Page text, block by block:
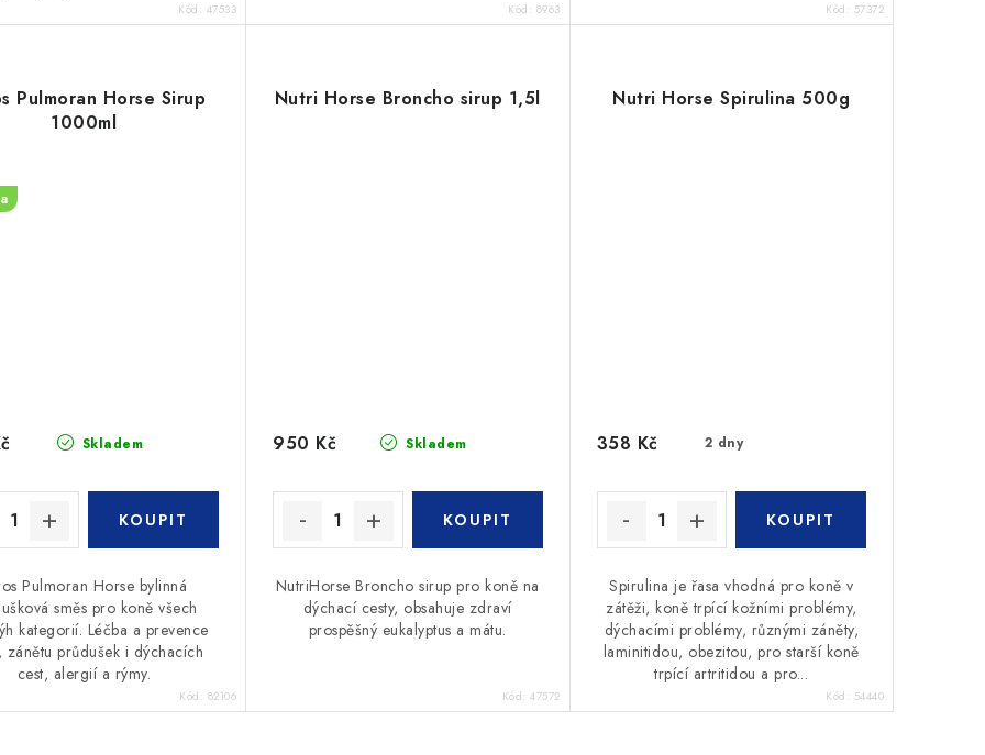
Kód: 47533 Kód: 8963 Kód: 57372
Pulmoran Horse Sirup
1000ml
Skladem
Pulmoran Horse bylinná
směs pro koně všech
kategorií. Léčba a prevence
zánětu průdušek i dýchacích
cest, alergií a rýmy.
Kód: 82106
Nutri Horse Broncho sirup 1,5l
Skladem
950 Kč
NutriHorse Broncho sirup pro koně na
dýchací cesty, obsahuje zdraví
prospěšný eukalyptus a mátu.
Kód: 47572
Nutri Horse Spirulina 500g
2 dny
358 Kč
Spirulina je řasa vhodná pro koně v
zátěži, koně trpící kožními problémy,
dýchacími problémy, různými záněty,
laminitidou, obezitou, pro starší koně
trpící artritidou a pro...
Kód: 54440